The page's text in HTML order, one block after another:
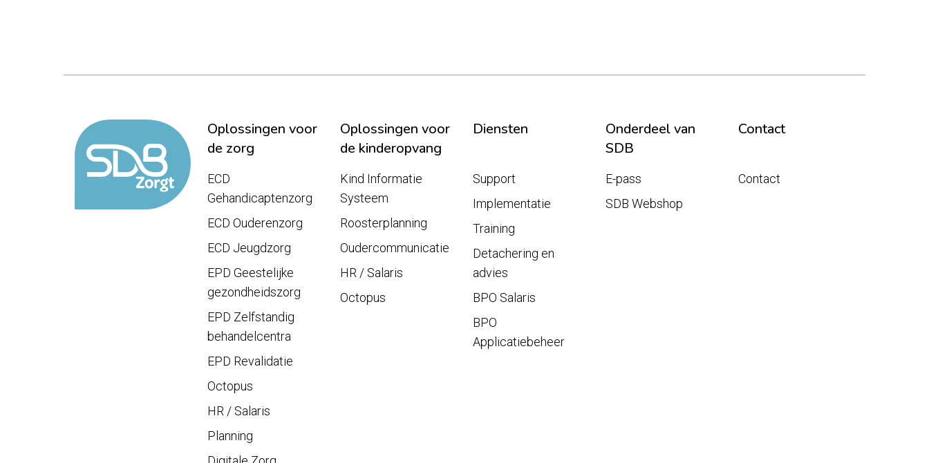
Oplossingen voor
de zorg
Oplossingen voor
de kinderopvang
Diensten
Onderdeel van
SDB
Contact
ECD
Gehandicaptenzorg
ECD Ouderenzorg
ECD Jeugdzorg
EPD Geestelijke
gezondheidszorg
EPD Zelfstandig
behandelcentra
EPD Revalidatie
Octopus
HR / Salaris
Planning
Kind Informatie
Systeem
Roosterplanning
Oudercommunicatie
HR / Salaris
Octopus
Support
Implementatie
Training
Detachering en
advies
BPO Salaris
BPO
Applicatiebeheer
E-pass
SDB Webshop
Contact